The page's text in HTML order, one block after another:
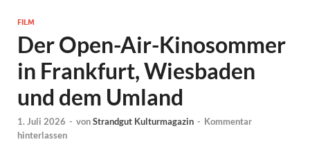
FILM
Der Open-Air-Kinosommer
in Frankfurt, Wiesbaden
und dem Umland
1. Juli 2026 - vonStrandgut Kulturmagazin - Kommentar
hinterlassen